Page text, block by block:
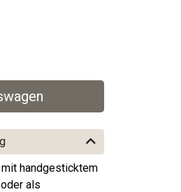
handgesticktem
als